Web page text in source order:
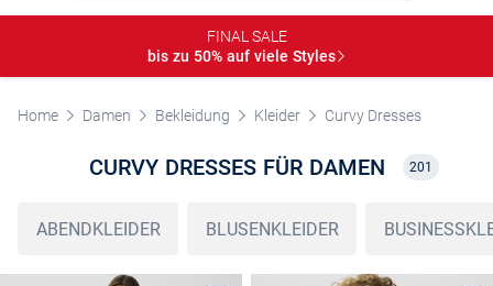
FINAL SALE
bis zu 50% auf viele Styles
Home Damen Bekleidung Kleider Curvy Dresses
CURVY DRESSES FÜR DAMEN 201
ABENDKLEIDER BLUSENKLEIDER